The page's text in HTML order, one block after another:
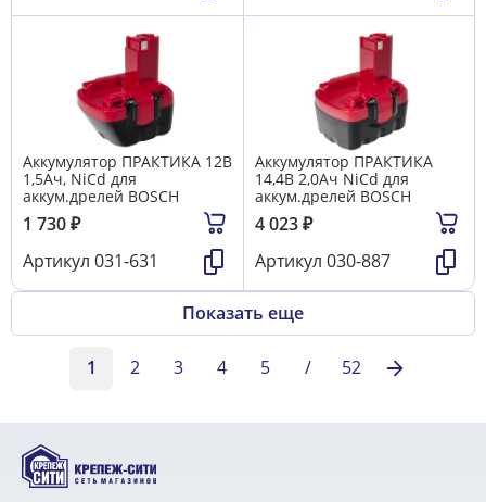
Аккумулятор ПРАКТИКА 12В
1,5Ач, NiCd для
аккум.дрелей BOSCH
1 730₽
Артикул 031-631
Аккумулятор ПРАКТИКА
14,4B 2,0Aч NiCd для
аккум.дрелей BOSCH
4 023₽
Артикул 030-887
Показать еще
1 2 3 4 5 / 52